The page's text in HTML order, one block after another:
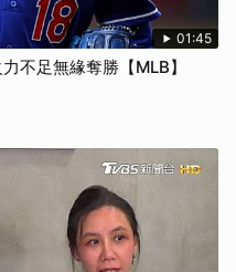
01:45
不足無緣奪勝【MLB】